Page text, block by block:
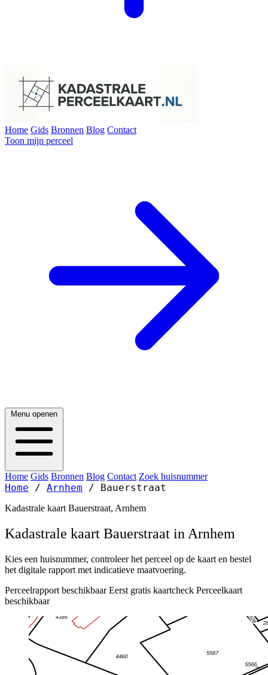
Home Gids Bronnen Blog Contact
Toon mijn perceel
Menu openen
Home Gids Bronnen Blog Contact Zoek huisnummer
Home / Arnhem / Bauerstraat
Kadastrale kaart Bauerstraat, Arnhem
Kadastrale kaart Bauerstraat in Arnhem
Kies een huisnummer, controleer het perceel op de kaart en bestel
het digitale rapport met indicatieve maatvoering.
Perceelrapport beschikbaar Eerst gratis kaartcheck Perceelkaart
beschikbaar